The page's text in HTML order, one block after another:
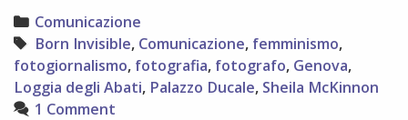
UNA
SERIE
DI
FOTOGRAFIE
CHE
Categories
Comunicazione
Tags
Born Invisible, Comunicazione, femminismo,
fotogiornalismo, fotografia, fotografo, Genova,
Loggia degli Abati, Palazzo Ducale, Sheila McKinnon
1 Comment